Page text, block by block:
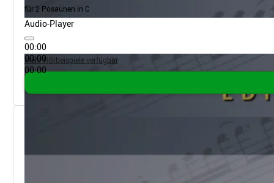
für 2 Posaunen in C
Audio-Player
00:00
00:00
00:00
Mehr Hörbeispiele verfügbar